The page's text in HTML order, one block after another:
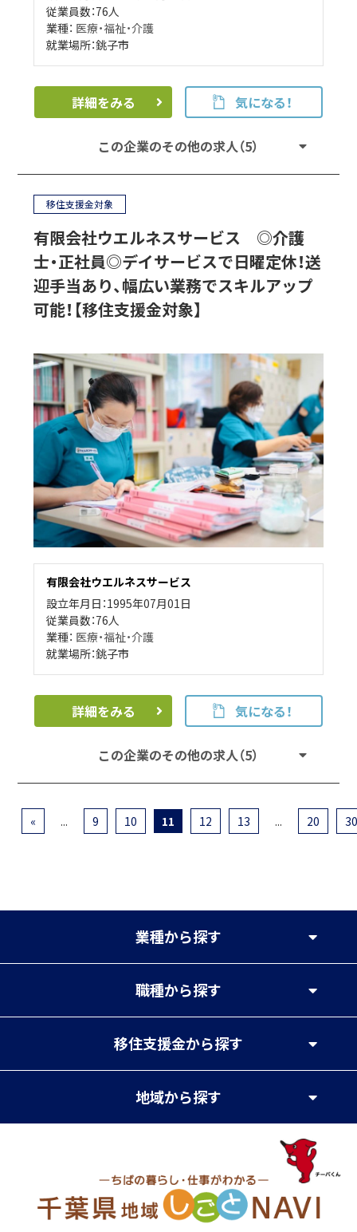
従業員数：76人
業種： 医療・福祉・介護
就業場所：銚子市
詳細をみる 気になる！
この企業のその他の求人（5）
移住支援金対象
有限会社ウエルネスサービス ◎介護
士・正社員◎デイサービスで日曜定休！送
迎手当あり、幅広い業務でスキルアップ
可能！【移住支援金対象】
有限会社ウエルネスサービス
設立年月日：1995年07月01日
従業員数：76人
業種： 医療・福祉・介護
就業場所：銚子市
詳細をみる 気になる！
この企業のその他の求人（5）
« ... 9 10 11 12 13 ... 20
業種から探す
職種から探す
移住支援金から探す
地域から探す